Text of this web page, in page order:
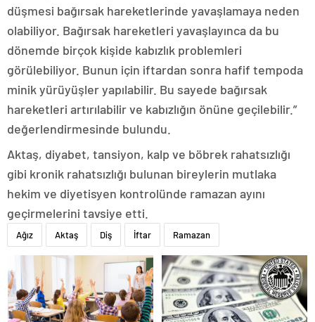
düşmesi bağırsak hareketlerinde yavaşlamaya neden
olabiliyor. Bağırsak hareketleri yavaşlayınca da bu
dönemde birçok kişide kabızlık problemleri
görülebiliyor. Bunun için iftardan sonra hafif tempoda
minik yürüyüşler yapılabilir. Bu sayede bağırsak
hareketleri artırılabilir ve kabızlığın önüne geçilebilir.”
değerlendirmesinde bulundu.
Aktaş, diyabet, tansiyon, kalp ve böbrek rahatsızlığı
gibi kronik rahatsızlığı bulunan bireylerin mutlaka
hekim ve diyetisyen kontrolünde ramazan ayını
geçirmelerini tavsiye etti.
Ağız Aktaş Diş İftar Ramazan